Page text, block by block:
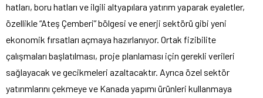
hatları, boru hatları ve ilgili altyapılara yatırım yaparak eyaletler,
özellikle “Ateş Çemberi” bölgesi ve enerji sektörü gibi yeni
ekonomik fırsatları açmaya hazırlanıyor. Ortak fizibilite
çalışmaları başlatılması, proje planlaması için gerekli verileri
sağlayacak ve gecikmeleri azaltacaktır. Ayrıca özel sektör
yatırımlarını çekmeye ve Kanada yapımı ürünleri kullanmaya